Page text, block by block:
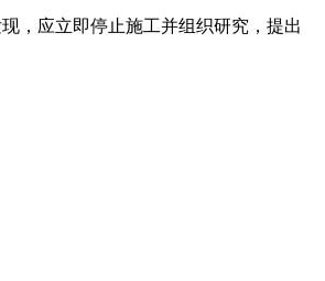
，应立即停止施工并组织研究，提出